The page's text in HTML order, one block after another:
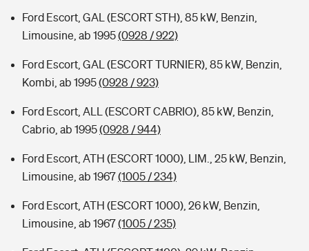
Ford Escort, GAL (ESCORT STH), 85 kW, Benzin,
Limousine, ab 1995(0928 / 922)
Ford Escort, GAL (ESCORT TURNIER), 85 kW, Benzin,
Kombi, ab 1995(0928 / 923)
Ford Escort, ALL (ESCORT CABRIO), 85 kW, Benzin,
Cabrio, ab 1995(0928 / 944)
Ford Escort, ATH (ESCORT 1000), LIM., 25 kW, Benzin,
Limousine, ab 1967(1005 / 234)
Ford Escort, ATH (ESCORT 1000), 26 kW, Benzin,
Limousine, ab 1967(1005 / 235)